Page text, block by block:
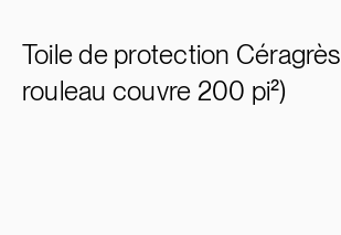
Toile de protection Céragrès
rouleau couvre 200 pi²)